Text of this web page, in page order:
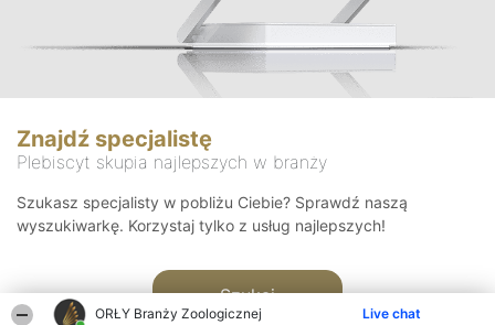
ORŁY Branży Zoologicznej Live chat
Znajdź specjalistę
Plebiscyt skupia najlepszych w branży
Szukasz specjalisty w pobliżu Ciebie? Sprawdź naszą
wyszukiwarkę. Korzystaj tylko z usług najlepszych!
Szukaj